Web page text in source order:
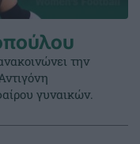
την
γυναικών.